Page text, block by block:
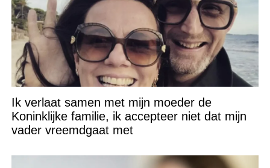
Ik verlaat samen met mijn moeder de
Koninklijke familie, ik accepteer niet dat mijn
vader vreemdgaat met